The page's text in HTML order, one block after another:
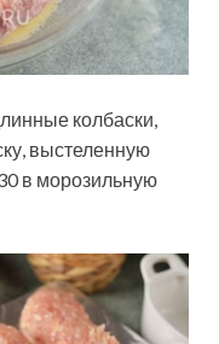
колбаски,
выстеленную
в морозильную